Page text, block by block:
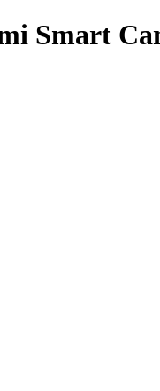
Smart